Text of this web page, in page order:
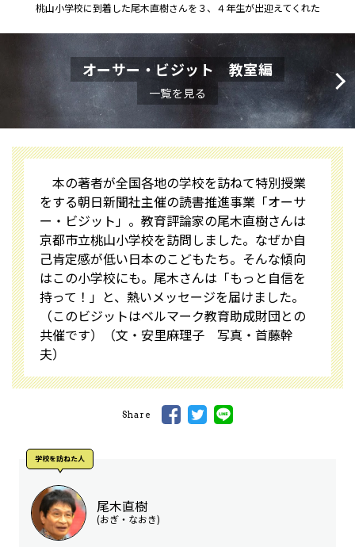
桃山小学校に到着した尾木直樹さんを３、４年生が出迎えてくれた
オーサー・ビジット 教室編
一覧を見る
本の著者が全国各地の学校を訪ねて特別授業
をする朝日新聞社主催の読書推進事業「オーサ
ー・ビジット」。教育評論家の尾木直樹さんは
京都市立桃山小学校を訪問しました。なぜか自
己肯定感が低い日本のこどもたち。そんな傾向
はこの小学校にも。尾木さんは「もっと自信を
持って！」と、熱いメッセージを届けました。
（このビジットはベルマーク教育助成財団との
共催です）（文・安里麻理子 写真・首藤幹
夫）
Share
学校を訪ねた人
尾木直樹
(おぎ・なおき)